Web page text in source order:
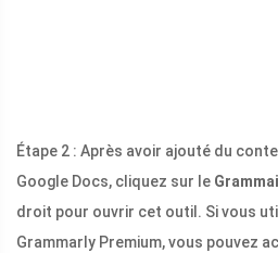
Étape 2 : Après avoir ajouté du
Google Docs, cliquez sur le
droit pour ouvrir cet outil. Si vous
Grammarly Premium, vous pouvez